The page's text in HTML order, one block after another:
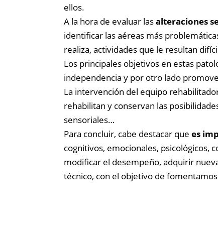
ellos.
A la hora de evaluar lasalteraciones
identificar las aéreas más
realiza, actividades que le resultan
Los principales objetivos en estas
independencia y por otro lado
La intervención del equipo
rehabilitan y conservan las
sensoriales…
Para concluir, cabe destacar que es
cognitivos, emocionales, psicológicos,
modificar el desempeño, adquirir
técnico, con el objetivo de